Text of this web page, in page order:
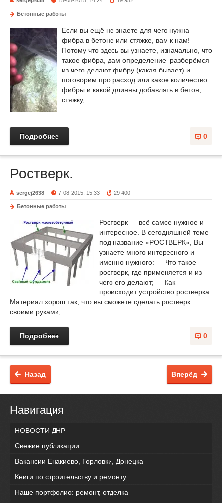
Бетонные работы
Если вы ещё не знаете для чего нужна
фибра в бетоне или стяжке, вам к нам!
Потому что здесь вы узнаете, изначально, что
такое фибра, дам определение, разберёмся
из чего делают фибру (какая бывает) и
поговорим про расход или какое количество
фибры и какой длинны добавлять в бетон,
стяжку,
0
Подробнее
Ростверк.
sergej2638 7-08-2015, 15:33 29 400
Бетонные работы
Ростверк — всё самое нужное и
интересное. В сегодняшней теме
под название «РОСТВЕРК», Вы
узнаете много интересного и
именно нужного: — Что такое
ростверк, где применяется и из
чего его делают; — Как
происходит устройство ростверка.
Материал хорош так, что вы сможете сделать ростверк
своими руками;
0
Подробнее
Вперёд
Назад
Навигация
НОВОСТИ ДНР
Свежие публикации
Вакансии Енакиево, Горловки, Донецка
Книги по строительству и ремонту
Наше портфолио: ремонт, отделка